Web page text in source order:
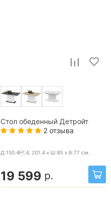
Стол обеденный Детройт
2 отзыва
Д:150.4.4; 201.4 x Ш:85 x В:77 см.
19 599 р.